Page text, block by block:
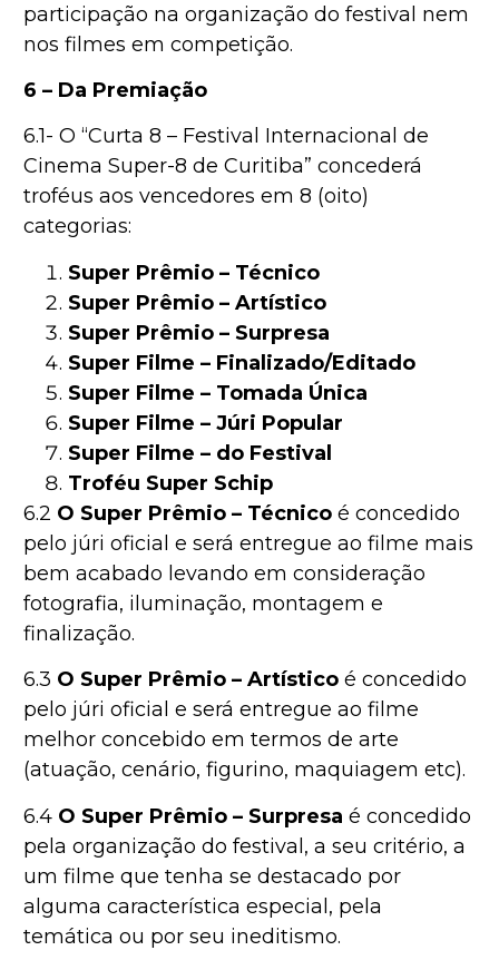
participação na organização do festival nem
nos filmes em competição.
6 – Da Premiação
6.1- O “Curta 8 – Festival Internacional de
Cinema Super-8 de Curitiba” concederá
troféus aos vencedores em 8 (oito)
categorias:
Super Prêmio – Técnico
Super Prêmio – Artístico
Super Prêmio – Surpresa
Super Filme – Finalizado/Editado
Super Filme – Tomada Única
Super Filme – Júri Popular
Super Filme – do Festival
Troféu Super Schip
6.2 O Super Prêmio – Técnico é concedido
pelo júri oficial e será entregue ao filme mais
bem acabado levando em consideração
fotografia, iluminação, montagem e
finalização.
6.3 O Super Prêmio – Artístico é concedido
pelo júri oficial e será entregue ao filme
melhor concebido em termos de arte
(atuação, cenário, figurino, maquiagem etc).
6.4 O Super Prêmio – Surpresa é concedido
pela organização do festival, a seu critério, a
um filme que tenha se destacado por
alguma característica especial, pela
temática ou por seu ineditismo.